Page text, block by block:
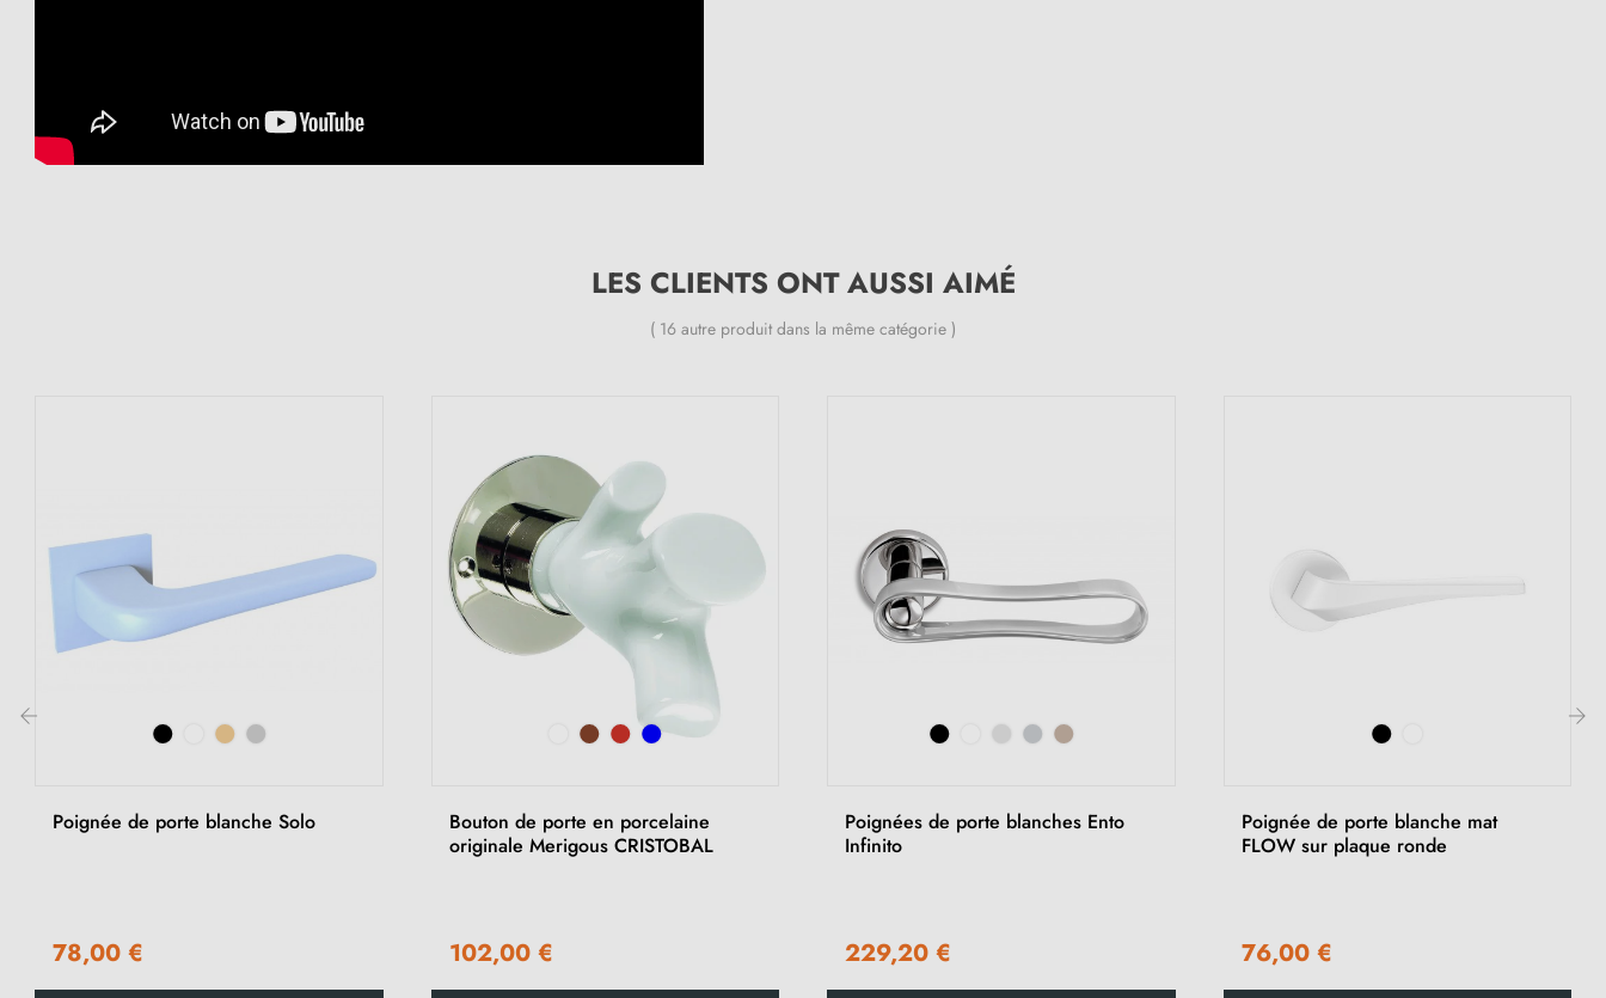
LES CLIENTS ONT AUSSI AIMÉ
( 16 autre produit dans la même catégorie )
Poignée de porte blanche Solo
78,00 €
Bouton de porte en porcelaine
originale Merigous CRISTOBAL
102,00 €
Poignées de porte blanches Ento
Infinito
229,20 €
Poignée de porte blanche mat
FLOW sur plaque ronde
76,00 €